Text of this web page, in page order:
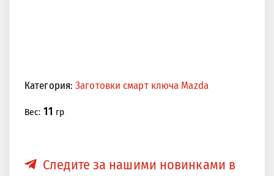
<< >>
Категория:Заготовки смарт ключа Mazda
Вес: 11 гр
Следите за нашими новинками в